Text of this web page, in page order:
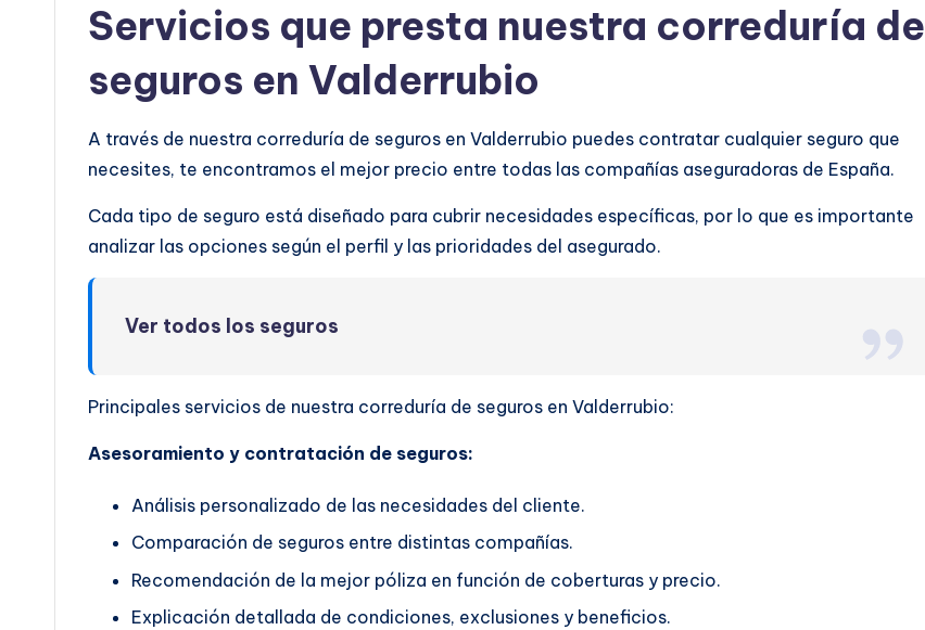
Servicios que presta nuestra correduría de
seguros en Valderrubio
A través de nuestra correduría de seguros en Valderrubio puedes contratar cualquier seguro que
necesites, te encontramos el mejor precio entre todas las compañías aseguradoras de España.
Cada tipo de seguro está diseñado para cubrir necesidades específicas, por lo que es importante
analizar las opciones según el perfil y las prioridades del asegurado.
Ver todos los seguros
Principales servicios de nuestra correduría de seguros en Valderrubio:
Asesoramiento y contratación de seguros:
Análisis personalizado de las necesidades del cliente.
Comparación de seguros entre distintas compañías.
Recomendación de la mejor póliza en función de coberturas y precio.
Explicación detallada de condiciones, exclusiones y beneficios.